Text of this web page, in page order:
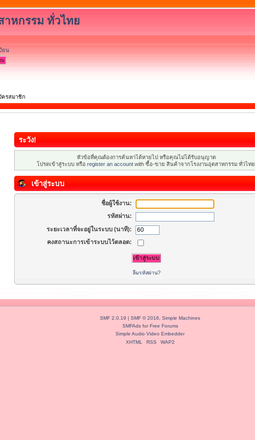
าหกรรม ทั่วไทย
ยน
ครสมาชิก
ระวัง!
หัวข้อที่คุณต้องการค้นหาได้หายไป หรือคุณไม่ได้รับอนุญาต
โปรดเข้าสู่ระบบ หรือ register an accountwith ซื้อ-ขาย สินค้าจากโรงงานอุตสาหกรรม ทั่วไทย.
เข้าสู่ระบบ
ชื่อผู้ใช้งาน:
รหัสผ่าน:
ระยะเวลาที่จะอยู่ในระบบ (นาที):
คงสถานะการเข้าระบบไว้ตลอด:
ลืมรหัสผ่าน?
SMF 2.0.19 | SMF © 2016, Simple Machines
SMFAdsforFree Forums
Simple Audio Video Embedder
XHTML
RSS WAP2